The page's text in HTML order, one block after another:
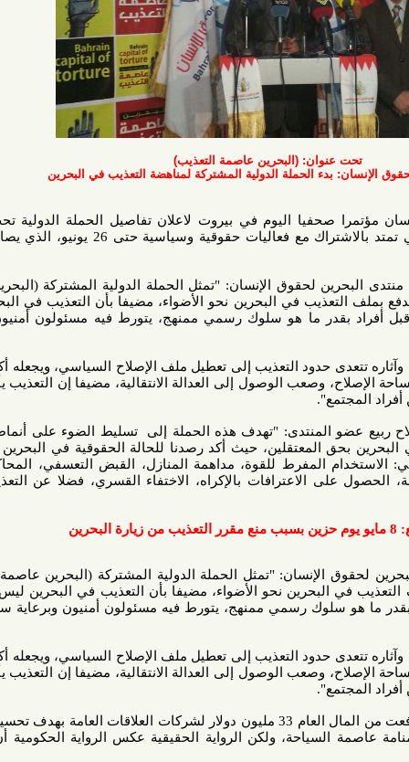
عنوان: (البحرين عاصمة التعذيب)
بدء الحملة الدولية المشتركة لمناهضة التعذيب في البحرين
صحفيا اليوم في بيروت لاعلان تفاصيل الحملة الدولية تحت عنوان:
(البحرين عاصمة التعذيب)، والتي تمتد بالاشتراك مع فعاليات حقوقية وسياسية حتى 26 يونيو، الذي يصادف اليوم
لحقوق الإنسان: "تمثل الحملة الدولية المشتركة (البحرين عاصمة
في البحرين نحو الأضواء، مضيفا بأن التعذيب في البحرين ليس
ما هو سلوك رسمي ممنهج، يتورط فيه مسئولون أمنيون وبرعاية
حدود التعذيب إلى تعطيل ملف الإصلاح السياسي، ويجعله أكثر تعقيدا؛
وصعب الوصول إلى العدالة الانتقالية، مضيفا إن التعذيب يأسس في
المنتدى: "تهدف هذه الحملة إلى تسليط الضوء على أنماط التعذيب
المعتقلين، حيث أكد رصدنا للحالة الحقوقية في البحرين تشير إلى
"تمثل الحملة الدولية المشتركة (البحرين عاصمة للتعذيب)
نحو الأضواء، مضيفا بأن التعذيب في البحرين ليس ناتجا عن
رسمي ممنهج، يتورط فيه مسئولون أمنيون وبرعاية سياسية من
حدود التعذيب إلى تعطيل ملف الإصلاح السياسي، ويجعله أكثر تعقيدا؛
وصعب الوصول إلى العدالة الانتقالية، مضيفا إن التعذيب يأسس في
وأوضح: "إن الحكومة البحرينية دفعت من المال العام 33 مليون دولار لشركات العلاقات العامة بهدف تحسين صورتها
ولكن الرواية الحقيقية عكس الرواية الحكومية أن البحرين